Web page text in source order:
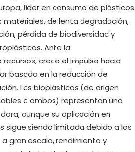
líder en consumo de plásticos
materiales, de lenta degradación,
pérdida de biodiversidad y
Ante la
crece el impulso hacia
basada en la reducción de
Los bioplásticos (de origen
o ambos) representan una
aunque su aplicación en
sigue siendo limitada debido a los
gran escala, rendimiento y